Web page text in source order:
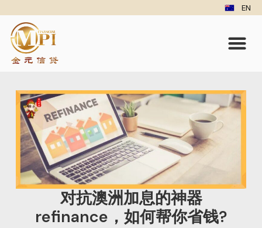
EN
对抗澳洲加息的神器
refinance，如何帮你省钱?